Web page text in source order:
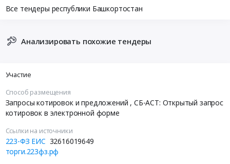
Все тендеры республики Башкортостан
Анализировать похожие тендеры
Участие
Способ размещения
Запросы котировок и предложений , СБ-АСТ: Открытый запрос
котировок в электронной форме
Ссылки на источники
223-ФЗ ЕИС 32616019649
торги.223фз.рф